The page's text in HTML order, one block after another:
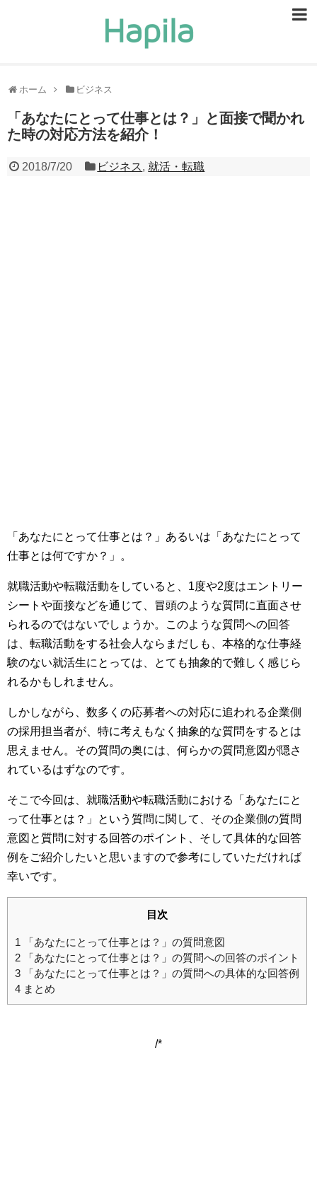
ホーム ビジネス
「あなたにとって仕事とは？」と面接で聞かれ
た時の対応方法を紹介！
2018/7/20 ビジネス, 就活・転職
「あなたにとって仕事とは？」あるいは「あなたにとって
仕事とは何ですか？」。
就職活動や転職活動をしていると、1度や2度はエントリー
シートや面接などを通じて、冒頭のような質問に直面させ
られるのではないでしょうか。このような質問への回答
は、転職活動をする社会人ならまだしも、本格的な仕事経
験のない就活生にとっては、とても抽象的で難しく感じら
れるかもしれません。
しかしながら、数多くの応募者への対応に追われる企業側
の採用担当者が、特に考えもなく抽象的な質問をするとは
思えません。その質問の奥には、何らかの質問意図が隠さ
れているはずなのです。
そこで今回は、就職活動や転職活動における「あなたにと
って仕事とは？」という質問に関して、その企業側の質問
意図と質問に対する回答のポイント、そして具体的な回答
例をご紹介したいと思いますので参考にしていただければ
幸いです。
目次
1 「あなたにとって仕事とは？」の質問意図
2 「あなたにとって仕事とは？」の質問への回答のポイント
3 「あなたにとって仕事とは？」の質問への具体的な回答例
4 まとめ
/*
ヘアケア
ヘルスケア
食事・食べ物